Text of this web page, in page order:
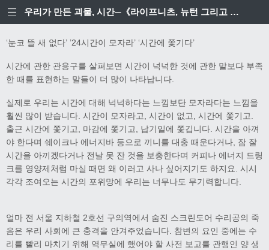
우리가 만든 괴물, 시간─《라이프니츠, 뉴턴 그리고 시간의 발명》 편집 후기
‘눈코 뜰 새 없다’ ’24시간이 모자라’ ‘시간에 쫓기다’
시간에 관한 관용구를 살펴보면 시간이 넉넉한 것에 관한 말보다 부족
한 때를 표현하는 말들이 더 많이 나타납니다.
실제로 우리는 시간에 대해 넉넉하다는 느낌보단 모자라다는 느낌을
훨씬 많이 받습니다. 시간이 모자라고, 시간이 없고, 시간에 쫓기고.
출근 시간에 쫓기고, 마감에 쫓기고, 납기일에 쫓깁니다. 시간을 아껴
야 한다며 쉐이크나 에너지바 등으로 끼니를 대충 때운다거나, 잠 잘
시간을 아끼겠다거나 전날 못 잔 것을 보충한다며 커피나 에너지 드링
크를 영양제처럼 마실 때면 왜 이러고 사나 싶어지기도 하지요. 시시
각각 조여오는 시간의 포위망에 우리는 너무나도 무기력합니다.
얼마 전 서울 지하철 2호선 구의역에서 숨진 스크린도어 수리공의 죽
음은 우리 사회에 큰 충격을 안겨주었습니다. 참변의 요인 중에는 수
리를 빨리 마치기 위해 역무실에 했어야 할 사전 보고를 관행인 양 생